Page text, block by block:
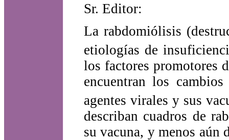
Sr. Editor:
La rabdomiólisis
etiologías de
los factores promotores
encuentran los
agentes virales y sus
describan cuadros de
su vacuna, y menos aún